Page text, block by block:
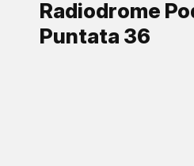
Radiodrome
Puntata 36